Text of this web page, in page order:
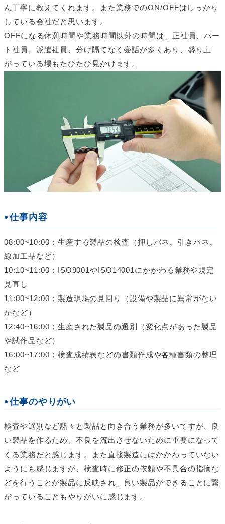
ん丁寧に教えてくれます。また業務でのON/OFFはしっかり
している会社だと思います。
OFFになる休憩時間や業務時間以外の時間は、正社員、パー
ト社員、派遣社員、分け隔てなく会話が多くあり、盛り上
がっている場もたびたび見かけます。
仕事内容
08:00~10:00：生産する製品の検査（押しバネ、引きバネ、
線加工品など）
10:10~11:00：ISO9001やISO14001にかかわる業務や規定
見直し
11:00~12:00：製造現場の見回り（設備や製品に異常がない
かなど）
12:40~16:00：生産された製品の選別（変化点があった製品
や試作品など）
16:00~17:00：検査成績表などの書類作成や各種書類の整理
など
仕事のやりがい
検査や選別など黙々と製品と向き合う業務が多いですが、良
い製品を作るため、不良を流出させないために重要になって
くる業務だと感じます。また直接製造にはかかわっていない
ようにも感じますが、検査時に修正の依頼や不具合の指摘な
どを行うことが製品に反映され、良い製品ができることに繋
がっていることもやりがいに感じます。